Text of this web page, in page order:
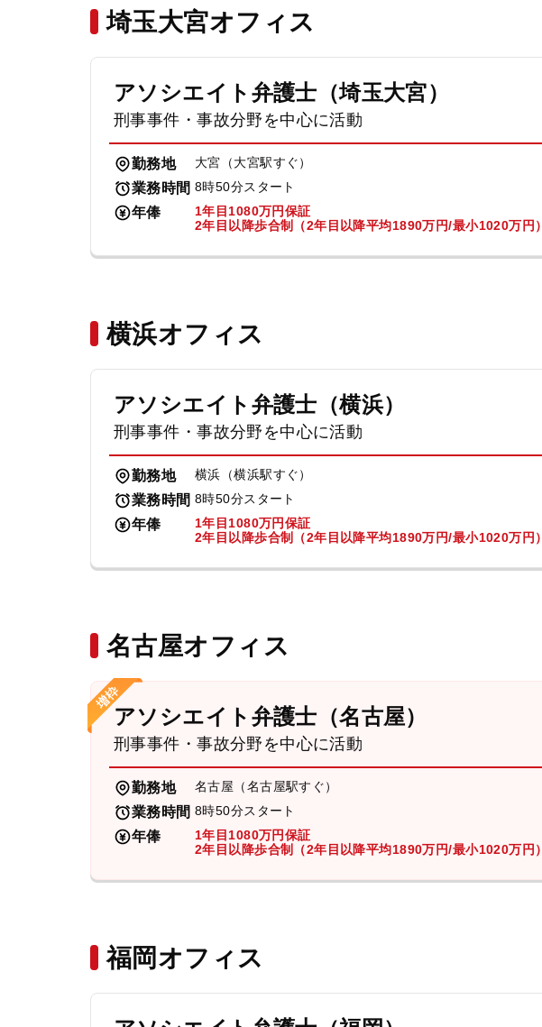
埼玉大宮オフィス
アソシエイト弁護士（埼玉大宮）
刑事事件・事故分野を中心に活動
勤務地 大宮（大宮駅すぐ）
業務時間 8時50分スタート
年俸
1年目1080万円保証
2年目以降歩合制（2年目以降平均1890万円/最小1020万円）
横浜オフィス
アソシエイト弁護士（横浜）
刑事事件・事故分野を中心に活動
勤務地 横浜（横浜駅すぐ）
業務時間 8時50分スタート
年俸
1年目1080万円保証
2年目以降歩合制（2年目以降平均1890万円/最小1020万円）
名古屋オフィス
アソシエイト弁護士（名古屋）
刑事事件・事故分野を中心に活動
勤務地 名古屋（名古屋駅すぐ）
業務時間 8時50分スタート
年俸
1年目1080万円保証
2年目以降歩合制（2年目以降平均1890万円/最小1020万円）
福岡オフィス